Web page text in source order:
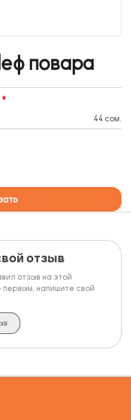
повара
44 сом.
отзыв
отзыв на этой
первым, напишите свой